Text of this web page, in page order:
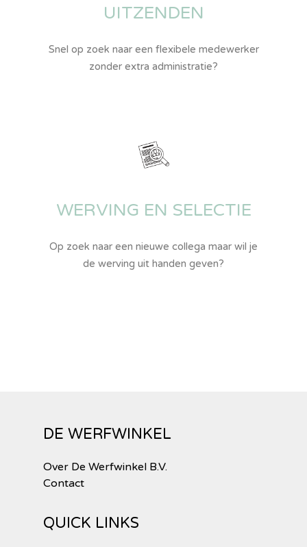
UITZENDEN
Snel op zoek naar een flexibele medewerker
zonder extra administratie?
WERVING EN SELECTIE
Op zoek naar een nieuwe collega maar wil je
de werving uit handen geven?
DE WERFWINKEL
Over De Werfwinkel B.V.
Contact
QUICK LINKS